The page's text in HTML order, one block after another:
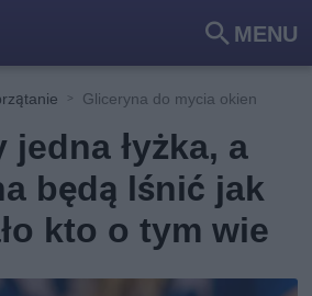
MENU
Szu
kaj
Gliceryna do mycia okien
jedna łyżka, a
będą lśnić jak
kto o tym wie